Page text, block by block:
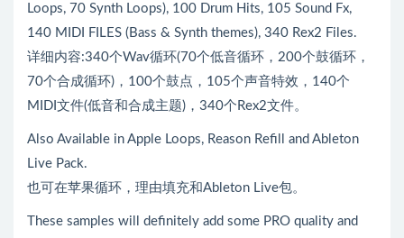
Loops, 70 Synth Loops), 100 Drum Hits, 105 Sound Fx,
140 MIDI FILES (Bass & Synth themes), 340 Rex2 Files.
详细内容:340个Wav循环(70个低音循环，200个鼓循环，
70个合成循环)，100个鼓点，105个声音特效，140个
MIDI文件(低音和合成主题)，340个Rex2文件。
Also Available in Apple Loops, Reason Refill and Ableton
Live Pack.
也可在苹果循环，理由填充和Ableton Live包。
These samples will definitely add some PRO quality and